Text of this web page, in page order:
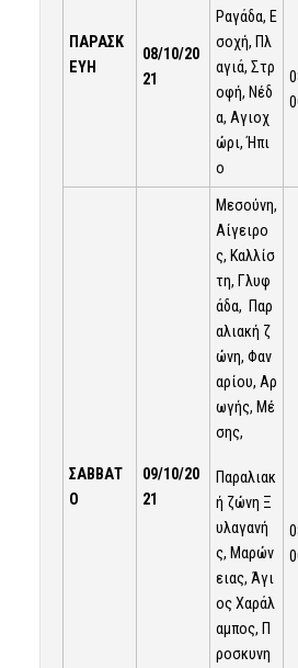
ΠΑΡΑΣΚ
ΕΥΗ
08/10/20
21
Ραγάδα, Ε
σοχή, Πλ
αγιά, Στρ
οφή, Νέδ
α, Αγιοχ
ώρι, Ήπι
ο
ΣΑΒΒΑΤ
Ο
09/10/20
21
Μεσούνη,
Αίγειρο
ς, Καλλίσ
τη, Γλυφ
άδα, Παρ
αλιακή ζ
ώνη, Φαν
αρίου, Αρ
ωγής, Μέ
σης,
Παραλιακ
ή ζώνη Ξ
υλαγανή
ς, Μαρών
ειας, Άγι
ος Χαράλ
αμπος, Π
ροσκυνη